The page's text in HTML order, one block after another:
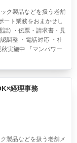
ク製品などを扱う老舗
ート業務をおまかせし
話) ・伝票・請求書・見
調整 ・電話対応 ・社
実施中 「マンパワー
経理事務
製品などを扱う老舗メ